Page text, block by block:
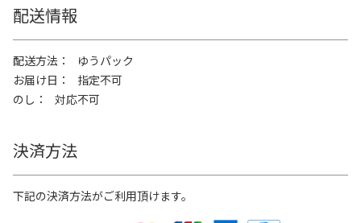
配送情報
配送方法
ゆうパック
お届け日
指定不可
のし
対応不可
決済方法
下記の決済方法がご利用頂けます。